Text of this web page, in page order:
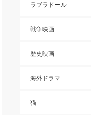
ラブラドール
戦争映画
歴史映画
海外ドラマ
猫